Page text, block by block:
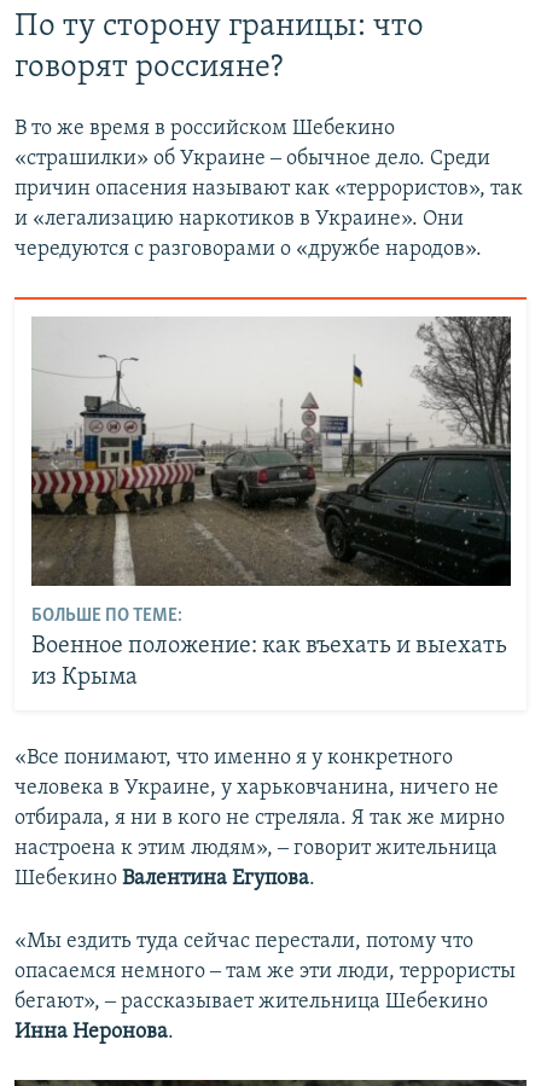
По ту сторону границы: что
говорят россияне?
В то же время в российском Шебекино
«страшилки» об Украине ‒ обычное дело. Среди
причин опасения называют как «террористов», так
и «легализацию наркотиков в Украине». Они
чередуются с разговорами о «дружбе народов».
БОЛЬШЕ ПО ТЕМЕ:
Военное положение: как въехать и выехать
из Крыма
«Все понимают, что именно я у конкретного
человека в Украине, у харьковчанина, ничего не
отбирала, я ни в кого не стреляла. Я так же мирно
настроена к этим людям», ‒ говорит жительница
Шебекино Валентина Егупова.
«Мы ездить туда сейчас перестали, потому что
опасаемся немного ‒ там же эти люди, террористы
бегают», ‒ рассказывает жительница Шебекино
Инна Неронова.